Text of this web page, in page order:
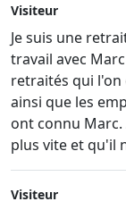
Visiteur
Je suis une
travail avec
retraités qui l'on
ainsi que les
ont connu
plus vite et qu'il
Visiteur